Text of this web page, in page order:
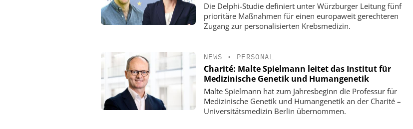
Die Delphi-Studie definiert unter Würzburger Leitung fünf
prioritäre Maßnahmen für einen europaweit gerechteren
Zugang zur personalisierten Krebsmedizin.
NEWS • PERSONAL
Charité: Malte Spielmann leitet das Institut für
Medizinische Genetik und Humangenetik
Malte Spielmann hat zum Jahresbeginn die Professur für
Medizinische Genetik und Humangenetik an der Charité –
Universitätsmedizin Berlin übernommen.
EASY SOFTWARE AG
Digitalisierung im
Personalmanagement: Von digitaler
EASY SOFTWARE AG
Digitalisierung im
Personalmanagement: Von digitaler